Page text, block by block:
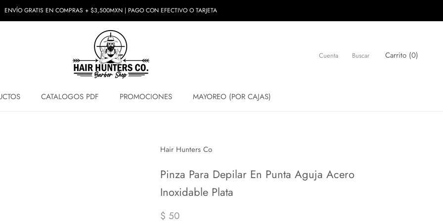
ENVÍO GRATIS EN COMPRAS + $3,500MXN | PAGO CON EFECTIVO O TARJETA
CATALOGOS PDF
PROMOCIONES
MAYOREO (POR CAJAS)
Cuenta Buscar Carrito (0)
Hair Hunters Co
Pinza Para Depilar En Punta Aguja Acero
Inoxidable Plata
$ 50